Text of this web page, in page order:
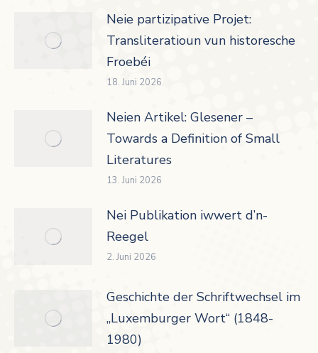
Neie partizipative Projet:
Transliteratioun vun historesche
Froebéi
18. Juni 2026
Neien Artikel: Glesener –
Towards a Definition of Small
Literatures
13. Juni 2026
Nei Publikation iwwert d’n-
Reegel
2. Juni 2026
Geschichte der Schriftwechsel im
„Luxemburger Wort“ (1848-
1980)